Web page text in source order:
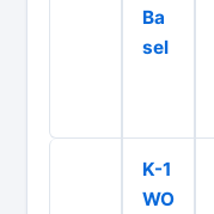
Ba
sel
K-1
WO